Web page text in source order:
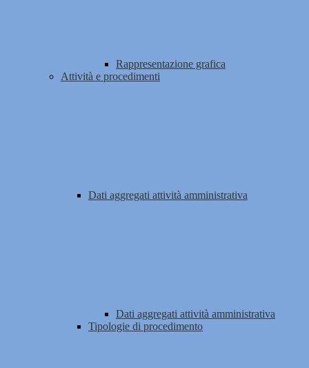
Rappresentazione grafica
Attività e procedimenti
Dati aggregati attività amministrativa
Dati aggregati attività amministrativa
Tipologie di procedimento